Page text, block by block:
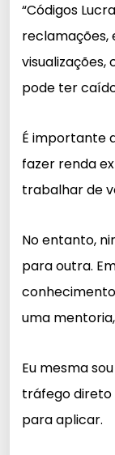
“Códigos
reclamações,
pode ter
É importante
fazer renda
trabalhar de
No entanto,
para outra.
uma
Eu mesma
tráfego direto
para aplicar.